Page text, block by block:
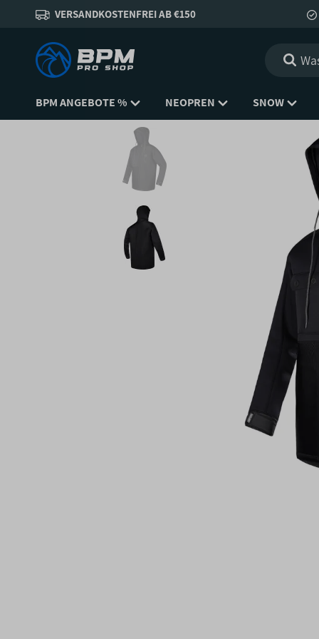
VERSANDKOSTENFREI AB €150
BPM ANGEBOTE % NEOPREN SNOW